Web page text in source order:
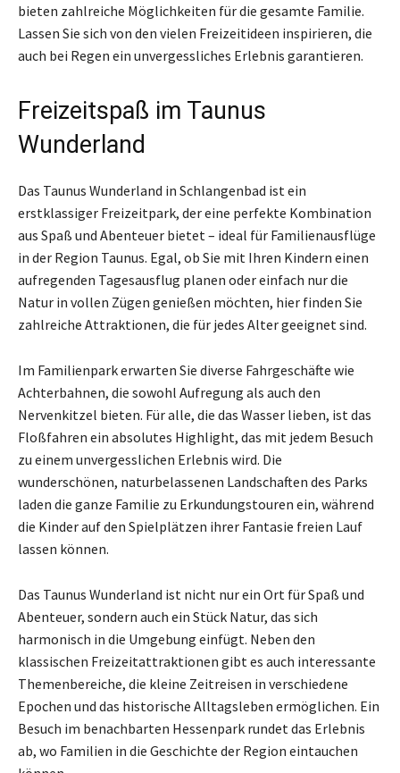
bieten zahlreiche Möglichkeiten für die gesamte Familie.
Lassen Sie sich von den vielen Freizeitideen inspirieren, die
auch bei Regen ein unvergessliches Erlebnis garantieren.
Freizeitspaß im Taunus
Wunderland
Das Taunus Wunderland in Schlangenbad ist ein
erstklassiger Freizeitpark, der eine perfekte Kombination
aus Spaß und Abenteuer bietet – ideal für Familienausflüge
in der Region Taunus. Egal, ob Sie mit Ihren Kindern einen
aufregenden Tagesausflug planen oder einfach nur die
Natur in vollen Zügen genießen möchten, hier finden Sie
zahlreiche Attraktionen, die für jedes Alter geeignet sind.
Im Familienpark erwarten Sie diverse Fahrgeschäfte wie
Achterbahnen, die sowohl Aufregung als auch den
Nervenkitzel bieten. Für alle, die das Wasser lieben, ist das
Floßfahren ein absolutes Highlight, das mit jedem Besuch
zu einem unvergesslichen Erlebnis wird. Die
wunderschönen, naturbelassenen Landschaften des Parks
laden die ganze Familie zu Erkundungstouren ein, während
die Kinder auf den Spielplätzen ihrer Fantasie freien Lauf
lassen können.
Das Taunus Wunderland ist nicht nur ein Ort für Spaß und
Abenteuer, sondern auch ein Stück Natur, das sich
harmonisch in die Umgebung einfügt. Neben den
klassischen Freizeitattraktionen gibt es auch interessante
Themenbereiche, die kleine Zeitreisen in verschiedene
Epochen und das historische Alltagsleben ermöglichen. Ein
Besuch im benachbarten Hessenpark rundet das Erlebnis
ab, wo Familien in die Geschichte der Region eintauchen